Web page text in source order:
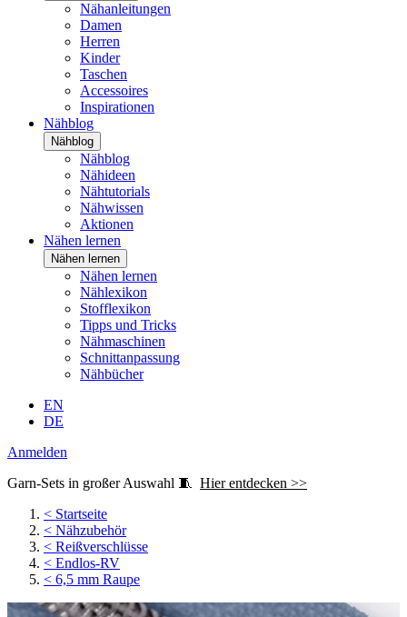
Nähanleitungen
Damen
Herren
Kinder
Taschen
Accessoires
Inspirationen
Nähblog
Nähblog
Nähblog
Nähideen
Nähtutorials
Nähwissen
Aktionen
Nähen lernen
Nähen lernen
Nähen lernen
Nählexikon
Stofflexikon
Tipps und Tricks
Nähmaschinen
Schnittanpassung
Nähbücher
EN
DE
Anmelden
Garn-Sets in großer Auswahl 🧵 Hier entdecken >>
< Startseite
< Nähzubehör
< Reißverschlüsse
< Endlos-RV
< 6,5 mm Raupe